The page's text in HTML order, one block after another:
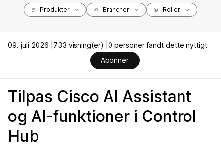
Produkter Brancher Roller
09. juli 2026 | 733 visning(er) | 0 personer fandt dette nyttigt
Abonner
Tilpas Cisco AI Assistant
og AI-funktioner i Control
Hub